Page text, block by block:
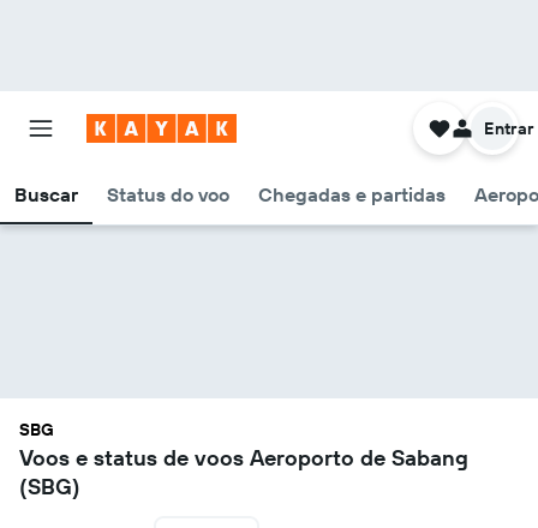
Buscar Status do voo Chegadas e partidas
Entrar
SBG
Voos e status de voos Aeroporto de Sabang
(SBG)